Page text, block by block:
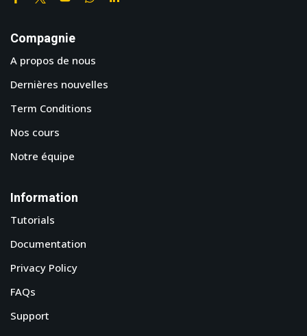
Compagnie
A propos de nous
Dernières nouvelles
Term Conditions
Nos cours
Notre équipe
Information
Tutorials
Documentation
Privacy Policy
FAQs
Support